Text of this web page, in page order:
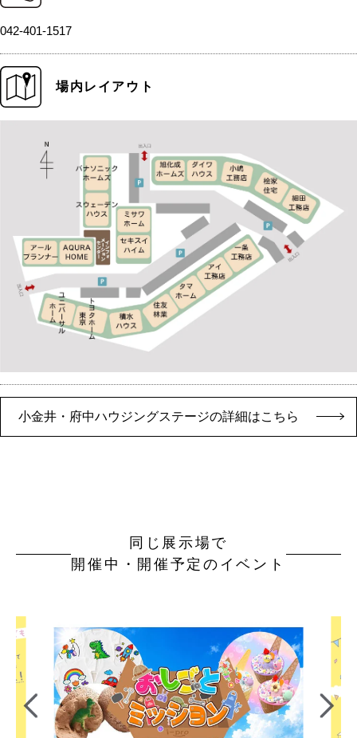
042-401-1517
場内レイアウト
小金井・府中ハウジングステージの詳細はこちら
同じ展示場で
開催中・開催予定のイベント